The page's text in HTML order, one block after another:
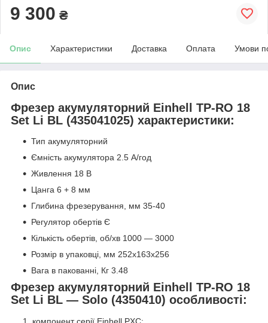
9 300 ₴
Опис Характеристики Доставка Оплата Умови
Опис
Фрезер акумуляторний Einhell TP-RO 18
Set Li BL (435041025) характеристики:
Тип акумуляторний
Ємність акумулятора 2.5 А/год
Живлення 18 В
Цанга 6 + 8 мм
Глибина фрезерування, мм 35-40
Регулятор обертів Є
Кількість обертів, об/хв 1000 — 3000
Розмір в упаковці, мм 252x163x256
Вага в пакованні, Кг 3.48
Фрезер акумуляторний Einhell TP-RO 18
Set Li BL — Solo (4350410) особливості: